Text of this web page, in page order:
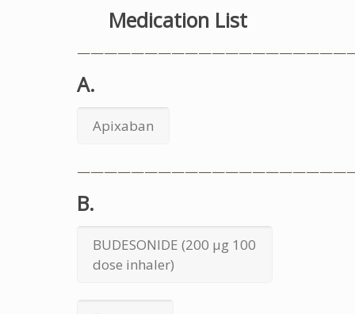
Medication List
A.
Apixaban
B.
BUDESONIDE (200 μg 100
dose inhaler)